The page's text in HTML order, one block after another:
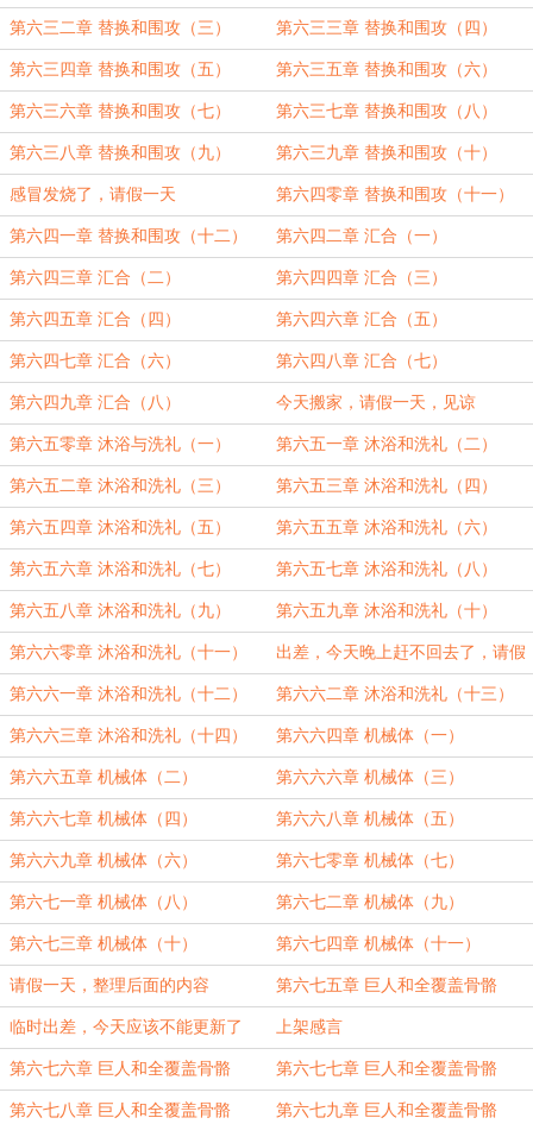
第六三二章 替换和围攻（三） 第六三三章 替换和围攻（四）
第六三四章 替换和围攻（五） 第六三五章 替换和围攻（六）
第六三六章 替换和围攻（七） 第六三七章 替换和围攻（八）
第六三八章 替换和围攻（九） 第六三九章 替换和围攻（十）
感冒发烧了，请假一天 第六四零章 替换和围攻（十一）
第六四一章 替换和围攻（十二） 第六四二章 汇合（一）
第六四三章 汇合（二） 第六四四章 汇合（三）
第六四五章 汇合（四） 第六四六章 汇合（五）
第六四七章 汇合（六） 第六四八章 汇合（七）
第六四九章 汇合（八） 今天搬家，请假一天，见谅
第六五零章 沐浴与洗礼（一） 第六五一章 沐浴和洗礼（二）
第六五二章 沐浴和洗礼（三） 第六五三章 沐浴和洗礼（四）
第六五四章 沐浴和洗礼（五） 第六五五章 沐浴和洗礼（六）
第六五六章 沐浴和洗礼（七） 第六五七章 沐浴和洗礼（八）
第六五八章 沐浴和洗礼（九） 第六五九章 沐浴和洗礼（十）
第六六零章 沐浴和洗礼（十一） 出差，今天晚上赶不回去了，请假
一天
第六六一章 沐浴和洗礼（十二） 第六六二章 沐浴和洗礼（十三）
第六六三章 沐浴和洗礼（十四） 第六六四章 机械体（一）
第六六五章 机械体（二） 第六六六章 机械体（三）
第六六七章 机械体（四） 第六六八章 机械体（五）
第六六九章 机械体（六） 第六七零章 机械体（七）
第六七一章 机械体（八） 第六七二章 机械体（九）
第六七三章 机械体（十） 第六七四章 机械体（十一）
请假一天，整理后面的内容 第六七五章 巨人和全覆盖骨骼
（一）
临时出差，今天应该不能更新了 上架感言
第六七六章 巨人和全覆盖骨骼
（二）
第六七七章 巨人和全覆盖骨骼
（三）
第六七八章 巨人和全覆盖骨骼 第六七九章 巨人和全覆盖骨骼